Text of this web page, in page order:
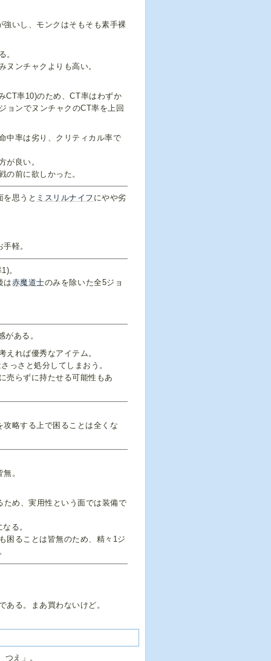
強いし、モンクはそもそも素手裸
。
ヌンチャクよりも高い。
CT率10)のため、CT率はわずか
ョンでヌンチャクのCT率を上回
中率は劣り、クリティカル率で
が良い。
の前に欲しかった。
思うと ミスリルナイフ にやや劣
軽。
。
は赤魔道士のみを除いた全5ジョ
ある。
えれば優秀なアイテム。
っさと処分してしまおう。
売らずに持たせる可能性もあ
略する上で困ることは全くな
。
め、実用性という面では装備で
る。
困ることは皆無のため、精々1ジ
る。まあ買わないけど。
え」。